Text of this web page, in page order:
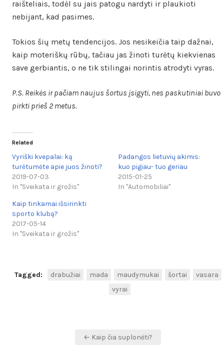
raišteliais, todėl su jais patogu nardyti ir plaukioti
nebijant, kad pasimes.
Tokios šių metų tendencijos. Jos nesikeičia taip dažnai,
kaip moteriškų rūbų, tačiau jas žinoti turėtų kiekvienas
save gerbiantis, o ne tik stilingai norintis atrodyti vyras.
P.S. Reikės ir pačiam naujus šortus įsigyti, nes paskutiniai buvo
pirkti prieš 2 metus.
Related
Vyriški kvepalai: ką
turėtumėte apie juos žinoti?
2019-07-03
In "Sveikata ir grožis"
Padangos lietuvių akimis:
kuo pigiau- tuo geriau
2015-01-25
In "Automobiliai"
Kaip tinkamai išsirinkti
sporto klubą?
2017-05-14
In "Sveikata ir grožis"
Tagged: drabužiai mada maudymukai šortai
vasara
vyrai
← Kaip čia suplonėti?